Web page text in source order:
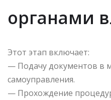
органами
Этот этап включает:
— Подачу документов в
самоуправления.
— Прохождение